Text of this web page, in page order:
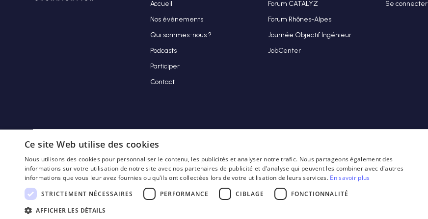
Accueil
Nos évènements
Qui sommes-nous ?
Podcasts
Participer
Contact
Forum CATALYZ
Forum Rhônes-Alpes
Journée Objectif Ingénieur
JobCenter
Se connecter
© 2025 Forum Organisation - Tous droits réservés
Ce site Web utilise des cookies
Nous utilisons des cookies pour personnaliser le contenu, les publicités et analyser notre trafic. Nous partageons également des
informations sur votre utilisation de notre site avec nos partenaires de publicité et d'analyse qui peuvent les combiner avec d'autres
informations que vous leur avez fournies ou qu'ils ont collectées lors de votre utilisation de leurs services. En savoir plus
STRICTEMENT NÉCESSAIRES
PERFORMANCE CIBLAGE FONCTIONNALITÉ
AFFICHER LES DÉTAILS